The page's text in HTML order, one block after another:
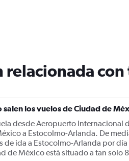
relacionada con
los vuelos de Ciudad de
desde Aeropuerto Internacional
a Estocolmo-Arlanda. De
de ida a Estocolmo-Arlanda por
de México está situado a tan solo